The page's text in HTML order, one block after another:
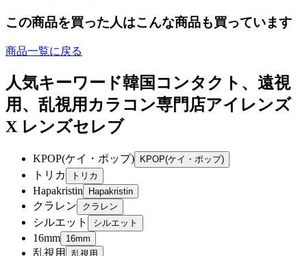
この商品を買った人はこんな商品も買っています
商品一覧に戻る
人気キーワード韓国コンタクト、遠視
用、乱視用カラコン専門店アイレンズ
X レンズセレブ
KPOP(ケイ・ポップ)
トリカ
Hapakristin
クラレン
シルエット
16mm
乱視用